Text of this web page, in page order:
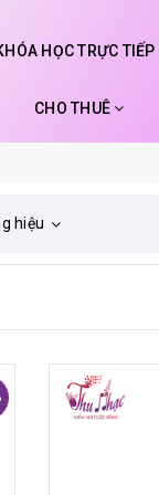
HỌC TRỰC TIẾP
CHO THUÊ
hiệu